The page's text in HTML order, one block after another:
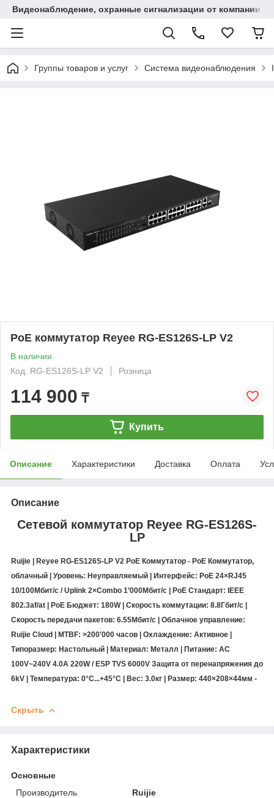
Видеонаблюдение, охранные сигнализации от компании
Группы товаров и услуг Система видеонаблюдения
PoE коммутатор Reyee RG-ES126S-LP V2
В наличии
Код: RG-ES126S-LP V2
Розница
114 900 ₸
Купить
Описание Характеристики Доставка Оплата
Описание
Сетевой коммутатор Reyee RG-ES126S-
LP
Ruijie | Reyee RG-ES126S-LP V2 PoE Коммутатор - PoE Коммутатор,
облачный | Уровень: Неуправляемый | Интерфейс: PoE 24×RJ45
10/100Мбит/с / Uplink 2×Combo 1’000Мбит/с | PoE Стандарт: IEEE
802.3af/at | PoE Бюджет: 180W | Скорость коммутации: 8.8Гбит/с |
Скорость передачи пакетов: 6.55Мбит/с | Облачное управление:
Ruijie Cloud | MTBF: >200'000 часов | Охлаждение: Активное |
Типоразмер: Настольный | Материал: Металл | Питание: AC
100V~240V 4.0A 220W / ESP TVS 6000V Защита от перенапряжения до
6kV | Температура: 0°C...+45°C | Вес: 3.0кг | Размер: 440×208×44мм -
Скрыть
Характеристики
Основные
Производитель
Ruijie